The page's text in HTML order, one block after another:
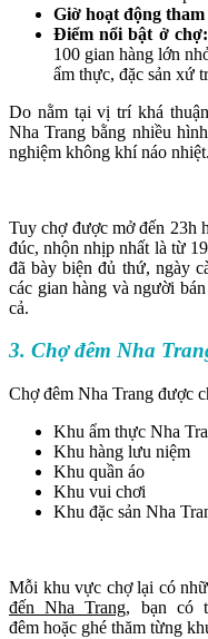
Giờ hoạt động
Điểm nổi bật ở chợ:
100 gian hàng lớn
ẩm thực, đặc sản xứ
Do nằm tại vị trí khá
Nha Trang bằng nhiều
nghiệm không khí náo nhiệt.
Tuy chợ được mở đến 23h
đúc, nhộn nhịp nhất là từ
đã bày biện đủ thứ, ngày
các gian hàng và người
cả.
3. Chợ đêm Nha
Chợ đêm Nha Trang được
Khu ẩm thực Nha
Khu hàng lưu niệm
Khu quần áo
Khu vui chơi
Khu đặc sản Nha
Mỗi khu vực chợ lại có
đến Nha Trang, bạn có
đêm hoặc ghé thăm từng